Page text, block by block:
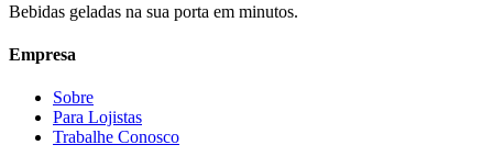
Bebidas geladas na sua porta em minutos.
Empresa
Sobre
Para Lojistas
Trabalhe Conosco